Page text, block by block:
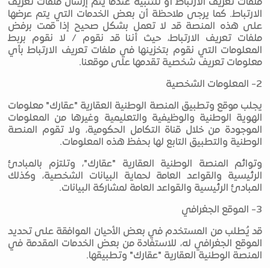
ملفات تعريف الارتباط أو للتنبيه عندما يتم إرسال ملفات تعريف
الارتباط. كما يرجى ملاحظة أن بعض الخدمات التي يتم عرضها
على هذه المنصة قد لا تعمل بشكل صحيح إذا قمت برفض
ملفات تعريف الارتباط، حيث أننا قد نقوم / لا نقوم بربط
المعلومات التي نقوم بتخزينها في ملفات تعريف الارتباط بأي
معلومات تعريف شخصية تقدمها على موقعنا.
2- المعلومات الشخصية
يجلب موقع وتطبيق المنصة الوطنية العقارية "عقارك" معلومات
الهوية الوطنية والوظيفية والتعليمية وغيرها من المعلومات
الموجودة من خلال قناة التكامل الحكومية، ولا تقوم المنصة
الوطنية والتطبيق التابع لها بحفظ هذه المعلومات.
وتوائم المنصة الوطنية العقارية "عقارك"، وتلتزم بالمبادئ
الرئيسية والقواعد العامة لحماية البيانات الشخصية، وكذلك
المبادئ الرئيسية والقواعد العامة لمشاركة البيانات.
3- الموقع الجغرافي
قد يُطلب من المستخدم في بعض الأحيان الموافقة على تحديد
الموقع الجغرافي له، للاستفادة من بعض الخدمات المقدمة في
المنصة الوطنية العقارية "عقارك" وتطبيقها.